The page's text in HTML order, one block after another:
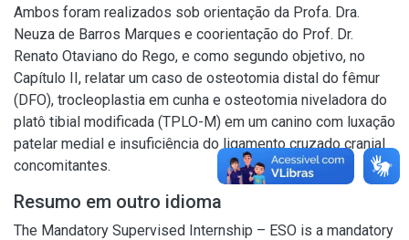
Ambos foram realizados sob orientação da Profa. Dra.
Neuza de Barros Marques e coorientação do Prof. Dr.
Renato Otaviano do Rego, e como segundo objetivo, no
Capítulo II, relatar um caso de osteotomia distal do fêmur
(DFO), trocleoplastia em cunha e osteotomia niveladora do
platô tibial modificada (TPLO-M) em um canino com luxação
patelar medial e insuficiência do ligamento cruzado cranial
concomitantes.
Resumo em outro idioma
The Mandatory Supervised Internship – ESO is a mandatory